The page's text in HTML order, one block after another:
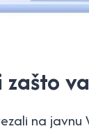
zašto
na